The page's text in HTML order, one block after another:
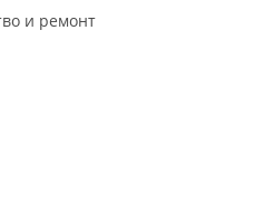
и ремонт